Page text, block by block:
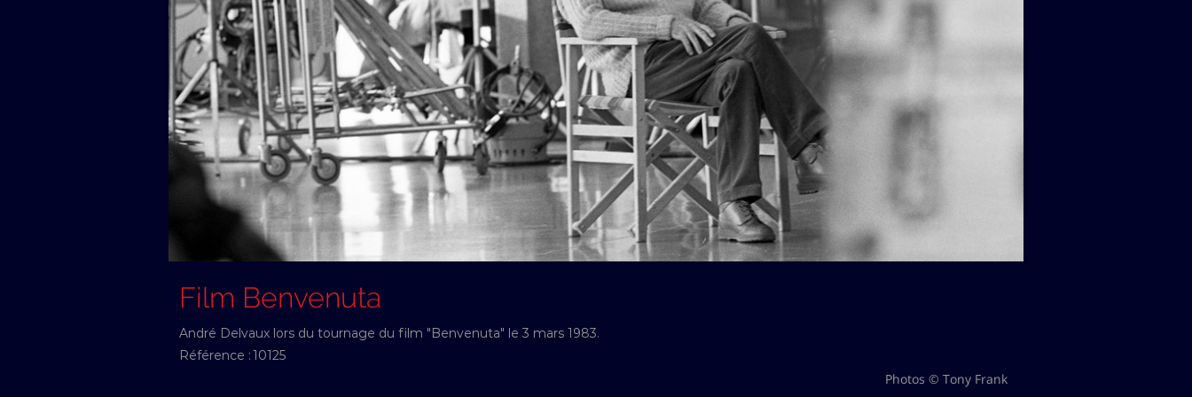
Film Benvenuta
André Delvaux lors du tournage du film "Benvenuta" le 3 mars 1983.
Référence :10125
Photos © Tony Frank